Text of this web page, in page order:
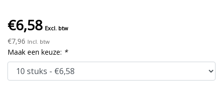
€6,58 Excl. btw
€7,96 Incl. btw
Maak een keuze: *